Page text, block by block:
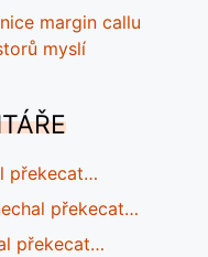
margin callu
myslí
překecat…
překecat…
překecat…